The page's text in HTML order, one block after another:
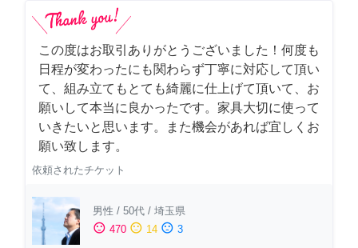
この度はお取引ありがとうございました！何度も
日程が変わったにも関わらず丁寧に対応して頂い
て、組み立てもとても綺麗に仕上げて頂いて、お
願いして本当に良かったです。家具大切に使って
いきたいと思います。また機会があれば宜しくお
願い致します。
依頼されたチケット
男性 / 50代 / 埼玉県
sentiment_satisfied 470 sentiment_neutral 14 sentiment_dissatisfied 3